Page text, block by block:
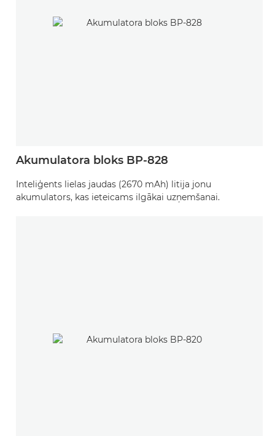
Akumulatora bloks BP-828
Inteliģents lielas jaudas (2670 mAh) litija jonu
akumulators, kas ieteicams ilgākai uzņemšanai.